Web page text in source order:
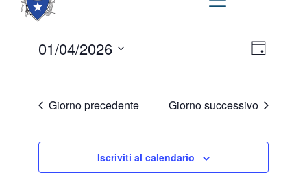
Viste
Evento
Giorno
01/04/2026
data.
Giorno precedente Giorno successivo
Iscriviti al calendario